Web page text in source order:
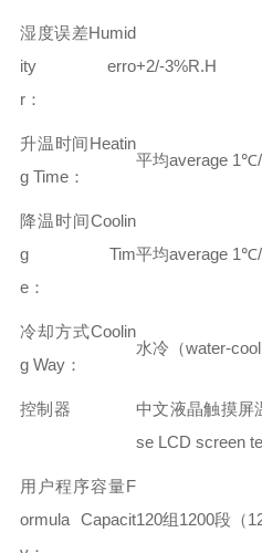
湿度误差Humid
ity erro
r：
+2/-3%R.H
升温时间Heatin
g Time：
平均average
降温时间Coolin
g Tim
e：
平均average
冷却方式Coolin
g Way：
水冷（water-
控制器中文液晶触摸屏
se LCD screen
用户程序容量F
ormula Capacit120组1200段（